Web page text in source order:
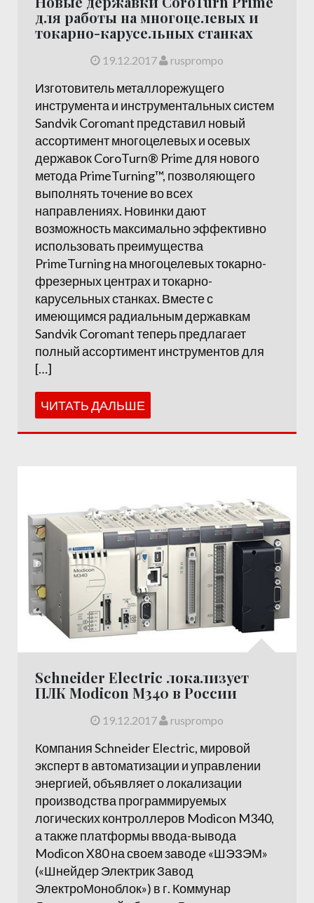
для работы на многоцелевых и
токарно-карусельных станках
19.12.2017 rusprompo
Изготовитель металлорежущего
инструмента и инструментальных систем
Sandvik Coromant представил новый
ассортимент многоцелевых и осевых
державок CoroTurn® Prime для нового
метода PrimeTurning™, позволяющего
выполнять точение во всех
направлениях. Новинки дают
возможность максимально эффективно
использовать преимущества
PrimeTurning на многоцелевых токарно-
фрезерных центрах и токарно-
карусельных станках. Вместе с
имеющимся радиальным державкам
Sandvik Coromant теперь предлагает
полный ассортимент инструментов для
[…]
ЧИТАТЬ ДАЛЬШЕ
Schneider Electric локализует
ПЛК Modicon M340 в России
19.12.2017 rusprompo
Компания Schneider Electric, мировой
эксперт в автоматизации и управлении
энергией, объявляет о локализации
производства программируемых
логических контроллеров Modicon M340,
а также платформы ввода-вывода
Modicon X80 на своем заводе «ШЭЗЭМ»
(«Шнейдер Электрик Завод
ЭлектроМоноблок») в г. Коммунар